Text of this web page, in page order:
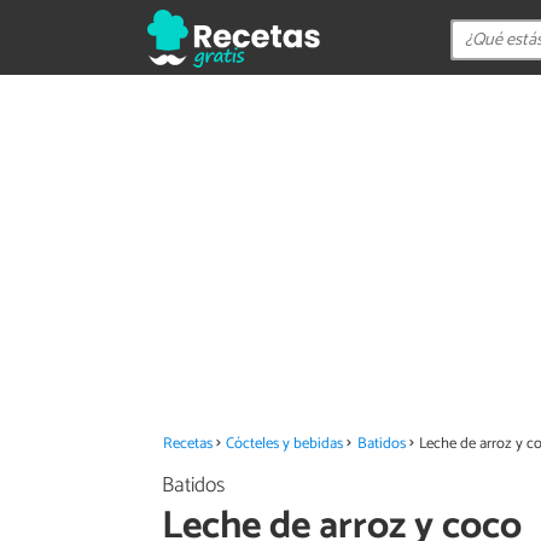
Recetas Cócteles y bebidas Batidos Leche de arroz y
Batidos
Leche de arroz y coco